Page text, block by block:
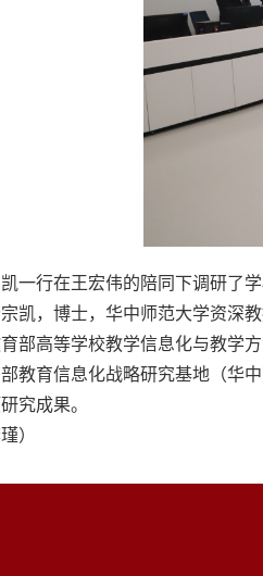
一行在王宏伟的陪同下调研了
凯，博士，华中师范大学资深
部高等学校教学信息化与教学
教育信息化战略研究基地（华
究成果。
）